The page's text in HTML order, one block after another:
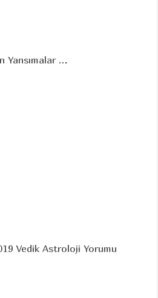
Yansımalar …
Vedik Astroloji Yorumu